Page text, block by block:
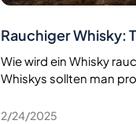
Rauchiger Whisky:
Wie wird ein Whisky
Whiskys sollten man
2/24/2025